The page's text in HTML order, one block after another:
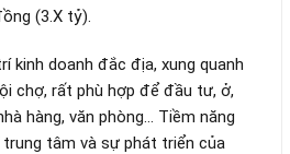
(3.X tỷ).
kinh doanh đắc địa, xung quanh
chợ, rất phù hợp để đầu tư, ở,
hàng, văn phòng… Tiềm năng
tâm và sự phát triển của